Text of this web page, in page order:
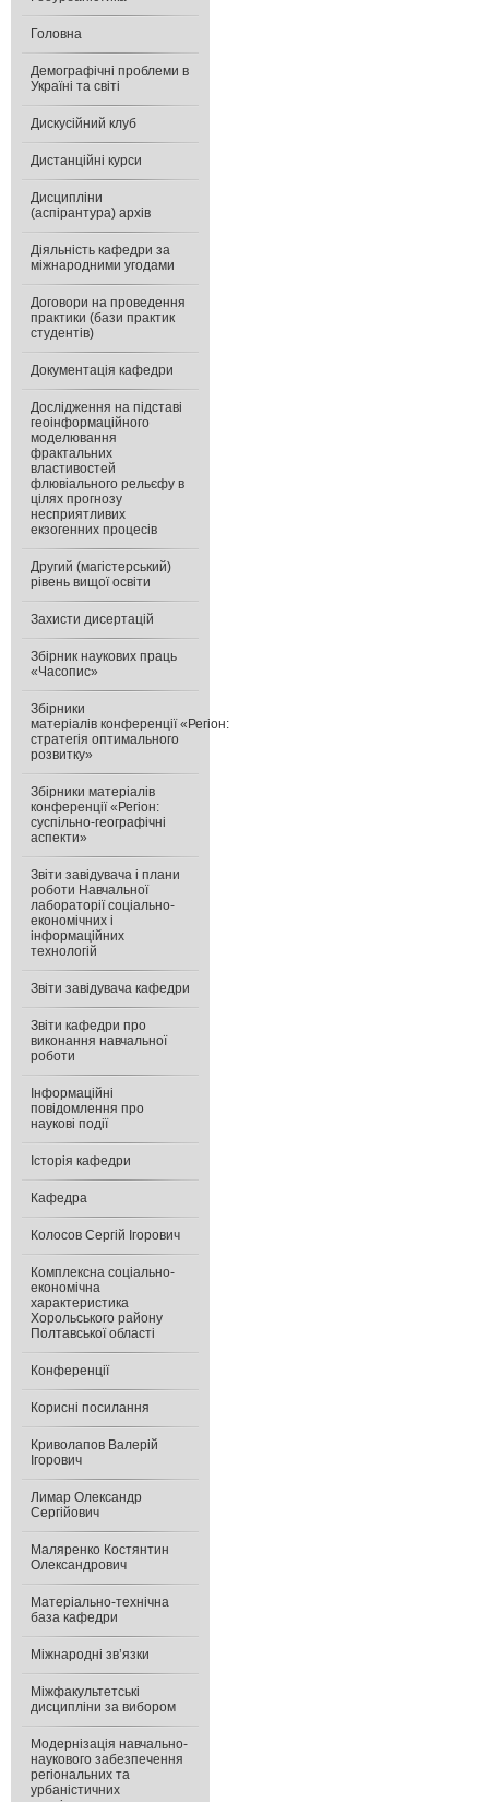
Головна
Демографічні проблеми в
Україні та світі
Дискусійний клуб
Дистанційні курси
Дисципліни
(аспірантура) архів
Діяльність кафедри за
міжнародними угодами
Договори на проведення
практики (бази практик
студентів)
Документація кафедри
Дослідження на підставі
геоінформаційного
моделювання
фрактальних
властивостей
флювіального рельєфу в
цілях прогнозу
несприятливих
екзогенних процесів
Другий (магістерський)
рівень вищої освіти
Захисти дисертацій
Збірник наукових праць
«Часопис»
Збірники
матеріалів конференції «Регіон:
стратегія оптимального
розвитку»
Збірники матеріалів
конференції «Регіон:
суспільно-географічні
аспекти»
Звіти завідувача і плани
роботи Навчальної
лабораторії соціально-
економічних і
інформаційних
технологій
Звіти завідувача кафедри
Звіти кафедри про
виконання навчальної
роботи
Інформаційні
повідомлення про
наукові події
Історія кафедри
Кафедра
Колосов Сергій Ігорович
Комплексна соціально-
економічна
характеристика
Хорольського району
Полтавської області
Конференції
Корисні посилання
Криволапов Валерій
Ігорович
Лимар Олександр
Сергійович
Маляренко Костянтин
Олександрович
Матеріально-технічна
база кафедри
Міжнародні зв’язки
Міжфакультетські
дисципліни за вибором
Модернізація навчально-
наукового забезпечення
регіональних та
урбаністичних